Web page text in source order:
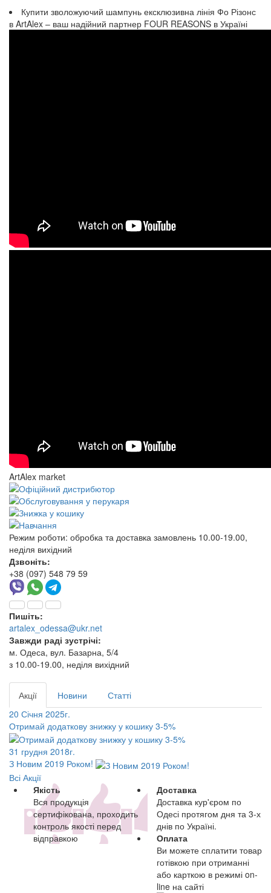
Купити зволожуючий шампунь ексклюзивна лінія Фо Різонс
в ArtAlex – ваш надійний партнер FOUR REASONS в Україні
ArtAlex market
Режим роботи: обробка та доставка замовлень 10.00-19.00,
неділя вихідний
Дзвоніть:
+38 (097) 548 79 59
Пишіть:
artalex_odessa@ukr.net
Завжди раді зустрічі:
м. Одеса, вул. Базарна, 5/4
з 10.00-19.00, неділя вихідний
Акції Новини
Статті
20 Січня 2025г.
Отримай додаткову знижку у кошику 3-5%
31 грудня 2018г.
З Новим 2019 Роком!
Всі Акції
Якість
Вся продукція
сертифікована, проходить
контроль якості перед
відправкою
Доставка
Доставка кур'єром по
Одесі протягом дня та 3-х
днів по Україні.
Оплата
Ви можете сплатити товар
готівкою при отриманні
або карткою в режимі on-
line на сайті